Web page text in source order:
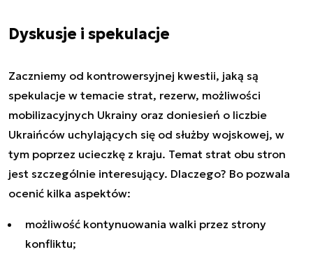
Dyskusje i spekulacje
Zaczniemy od kontrowersyjnej kwestii, jaką są
spekulacje w temacie strat, rezerw, możliwości
mobilizacyjnych Ukrainy oraz doniesień o liczbie
Ukraińców uchylających się od służby wojskowej, w
tym poprzez ucieczkę z kraju. Temat strat obu stron
jest szczególnie interesujący. Dlaczego? Bo pozwala
ocenić kilka aspektów:
możliwość kontynuowania walki przez strony
konfliktu;